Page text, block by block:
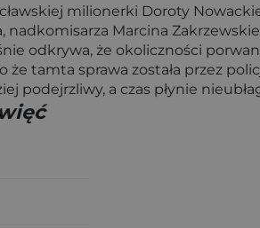
milionerki Doroty
Marcina
odkrywa, że okoliczności
tamta sprawa została przez
podejrzliwy, a czas płynie